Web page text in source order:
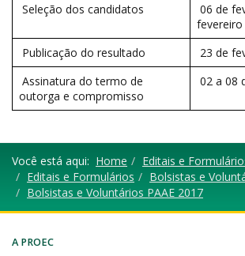
Seleção dos candidatos
06 de
Publicação do resultado
23 de
Assinatura do termo de
outorga e compromisso
02 a 08
Você está aqui: Home
Editais e
Editais e Formulários
Bolsistas e
Bolsistas e Voluntários PAAE 2017
A PROEC